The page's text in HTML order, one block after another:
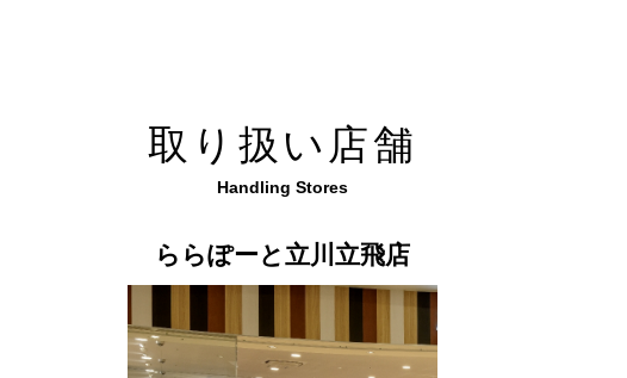
取り扱い店舗
Handling Stores
ららぽーと立川立飛店